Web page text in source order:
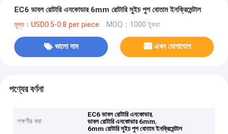
EC6 ডাবল রোটারি এনকোডার 6mm রোটারি সুইচ পুশ বোতাম ইনক্রিমেন্টাল
মূল্য：USD0.5-0.8 per piece MOQ：1000 টুকরা
ভালো দাম এখন যোগাযোগ
পণ্যের বর্ণনা
লক্ষণীয় করা
EC6 ডাবল রোটারি এনকোডার,
ডাবল রোটারি এনকোডার 6mm,
6mm রোটারি সুইচ পুশ বোতাম ইনক্রিমেন্টাল